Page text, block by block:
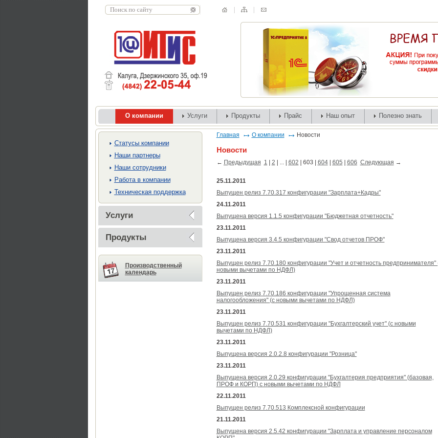
О компании Услуги Продукты Прайс Наш опыт Полезно знать
Cтатусы компании
Наши партнеры
Наши сотрудники
Работа в компании
Техническая поддержка
Услуги
Продукты
Производственный
календарь
Главная О компании Новости
Новости
← Предыдущая 1 2 | ... | 602 603 604| 605 606 Следующая →
25.11.2011
Выпущен релиз 7.70.317 конфигурации "Зарплата+Кадры"
24.11.2011
Выпущена версия 1.1.5 конфигурации "Бюджетная отчетность"
23.11.2011
Выпущена версия 3.4.5 конфигурации "Свод отчетов ПРОФ"
23.11.2011
Выпущен релиз 7.70.180 конфигурации "Учет и отчетность предпринимателя"
новыми вычетами по НДФЛ)
23.11.2011
Выпущен релиз 7.70.186 конфигурации "Упрощенная система
налогообложения" (с новыми вычетами по НДФЛ)
23.11.2011
Выпущен релиз 7.70.531 конфигурации "Бухгалтерский учет" (с новыми
вычетами по НДФЛ)
23.11.2011
Выпущена версия 2.0.2.8 конфигурации "Розница"
23.11.2011
Выпущена версия 2.0.29 конфигурации "Бухгалтерия предприятия" (базовая,
ПРОФ и КОРП) с новыми вычетами по НДФЛ
22.11.2011
Выпущен релиз 7.70.513 Комплексной конфигурации
21.11.2011
Выпущена версия 2.5.42 конфигурации "Зарплата и управление персоналом